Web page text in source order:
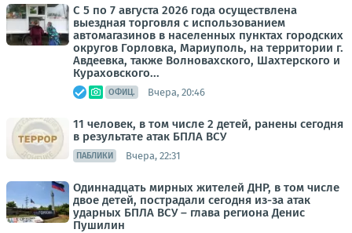
С 5 по 7 августа 2026 года осуществлена
выездная торговля с использованием
автомагазинов в населенных пунктах городских
округов Горловка, Мариуполь, на территории г.
Авдеевка, также Волновахского, Шахтерского и
Кураховского...
ОФИЦ. Вчера, 20:46
11 человек, в том числе 2 детей, ранены сегодня
в результате атак БПЛА ВСУ
ПАБЛИКИ Вчера, 22:31
Одиннадцать мирных жителей ДНР, в том числе
двое детей, пострадали сегодня из-за атак
ударных БПЛА ВСУ – глава региона Денис
Пушилин